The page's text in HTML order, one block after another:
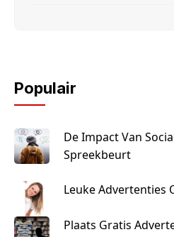
Populair
De Impact Van
Spreekbeurt
Leuke Advertenties
Plaats Gratis